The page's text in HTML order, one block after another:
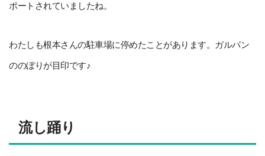
ポートされていましたね。
わたしも根本さんの駐車場に停めたことがあります。ガルパン
ののぼりが目印です♪
流し踊り